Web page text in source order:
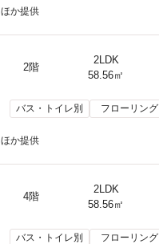
ほか提供
2階
2LDK
58.56㎡
バス・トイレ別 フローリング
ほか提供
4階
2LDK
58.56㎡
バス・トイレ別 フローリング